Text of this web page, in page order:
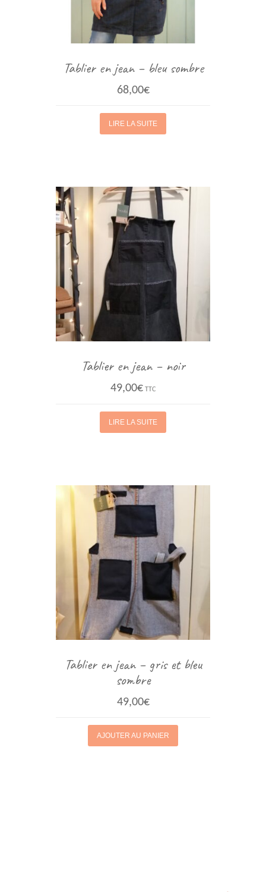
Tablier en jean – bleu sombre
68,00€
LIRE LA SUITE
Tablier en jean – noir
49,00€ TTC
LIRE LA SUITE
Tablier en jean – gris et bleu
sombre
49,00€
AJOUTER AU PANIER